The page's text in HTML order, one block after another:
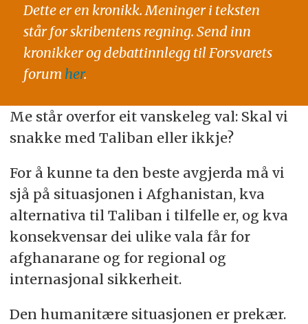
Dette er en kronikk. Meninger i teksten
står for skribentens regning. Send inn
kronikker og debattinnlegg til Forsvarets
forum her.
Me står overfor eit vanskeleg val: Skal vi
snakke med Taliban eller ikkje?
For å kunne ta den beste avgjerda må vi
sjå på situasjonen i Afghanistan, kva
alternativa til Taliban i tilfelle er, og kva
konsekvensar dei ulike vala får for
afghanarane og for regional og
internasjonal sikkerheit.
Den humanitære situasjonen er prekær.